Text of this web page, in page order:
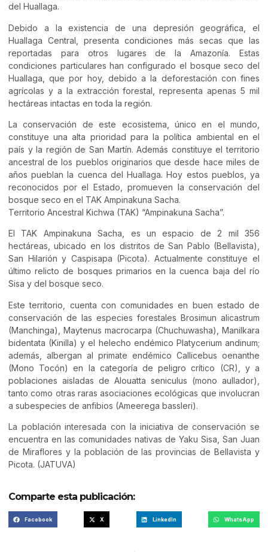
del Huallaga.
Debido a la existencia de una depresión geográfica, el
Huallaga Central, presenta condiciones más secas que las
reportadas para otros lugares de la Amazonía. Estas
condiciones particulares han configurado el bosque seco del
Huallaga, que por hoy, debido a la deforestación con fines
agrícolas y a la extracción forestal, representa apenas 5 mil
hectáreas intactas en toda la región.
La conservación de este ecosistema, único en el mundo,
constituye una alta prioridad para la política ambiental en el
país y la región de San Martín. Además constituye el territorio
ancestral de los pueblos originarios que desde hace miles de
años pueblan la cuenca del Huallaga. Hoy estos pueblos, ya
reconocidos por el Estado, promueven la conservación del
bosque seco en el TAK Ampinakuna Sacha.
Territorio Ancestral Kichwa (TAK) “Ampinakuna Sacha”.
El TAK Ampinakuna Sacha, es un espacio de 2 mil 356
hectáreas, ubicado en los distritos de San Pablo (Bellavista),
San Hilarión y Caspisapa (Picota). Actualmente constituye el
último relicto de bosques primarios en la cuenca baja del río
Sisa y del bosque seco.
Este territorio, cuenta con comunidades en buen estado de
conservación de las especies forestales Brosimun alicastrum
(Manchinga), Maytenus macrocarpa (Chuchuwasha), Manilkara
bidentata (Kinilla) y el helecho endémico Platycerium andinum;
además, albergan al primate endémico Callicebus oenanthe
(Mono Tocón) en la categoría de peligro crítico (CR), y a
poblaciones aisladas de Alouatta seniculus (mono aullador),
tanto como otras raras asociaciones ecológicas que involucran
a subespecies de anfibios (Ameerega bassleri).
La población interesada con la iniciativa de conservación se
encuentra en las comunidades nativas de Yaku Sisa, San Juan
de Miraflores y la población de las provincias de Bellavista y
Picota. (JATUVA)
Comparte esta publicación:
Facebook X LinkedIn WhatsApp